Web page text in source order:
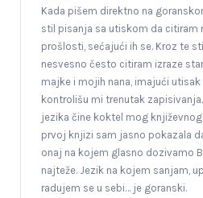
Kada pišem direktno na
stil pisanja sa utiskom da citiram
prošlosti, sećajući ih se. Kroz te
nesvesno često citiram izraze
majke i mojih nana, imajući
kontrolišu mi trenutak
jezika čine koktel mog
prvoj knjizi sam jasno pokazala
onaj na kojem glasno dozivamo
najteže. Jezik na kojem sanjam,
radujem se u sebi… je goranski.